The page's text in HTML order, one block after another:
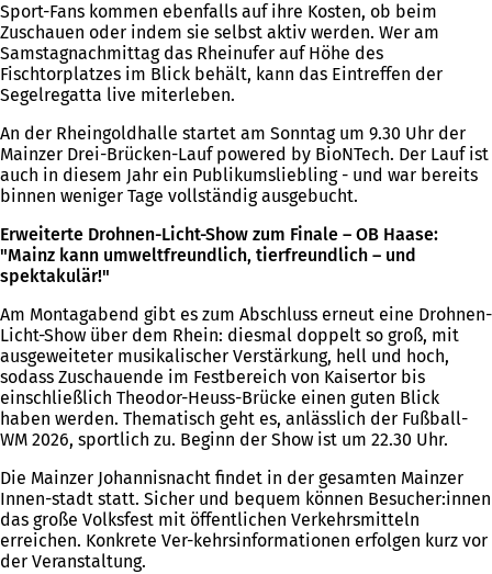
Sport-Fans kommen ebenfalls auf ihre Kosten, ob beim
Zuschauen oder indem sie selbst aktiv werden. Wer am
Samstagnachmittag das Rheinufer auf Höhe des
Fischtorplatzes im Blick behält, kann das Eintreffen der
Segelregatta live miterleben.
An der Rheingoldhalle startet am Sonntag um 9.30 Uhr der
Mainzer Drei-Brücken-Lauf powered by BioNTech. Der Lauf ist
auch in diesem Jahr ein Publikumsliebling - und war bereits
binnen weniger Tage vollständig ausgebucht.
Erweiterte Drohnen-Licht-Show zum Finale – OB Haase:
"Mainz kann umweltfreundlich, tierfreundlich – und
spektakulär!"
Am Montagabend gibt es zum Abschluss erneut eine Drohnen-
Licht-Show über dem Rhein: diesmal doppelt so groß, mit
ausgeweiteter musikalischer Verstärkung, hell und hoch,
sodass Zuschauende im Festbereich von Kaisertor bis
einschließlich Theodor-Heuss-Brücke einen guten Blick
haben werden. Thematisch geht es, anlässlich der Fußball-
WM 2026, sportlich zu. Beginn der Show ist um 22.30 Uhr.
Die Mainzer Johannisnacht findet in der gesamten Mainzer
Innen-stadt statt. Sicher und bequem können Besucher:innen
das große Volksfest mit öffentlichen Verkehrsmitteln
erreichen. Konkrete Ver-kehrsinformationen erfolgen kurz vor
der Veranstaltung.